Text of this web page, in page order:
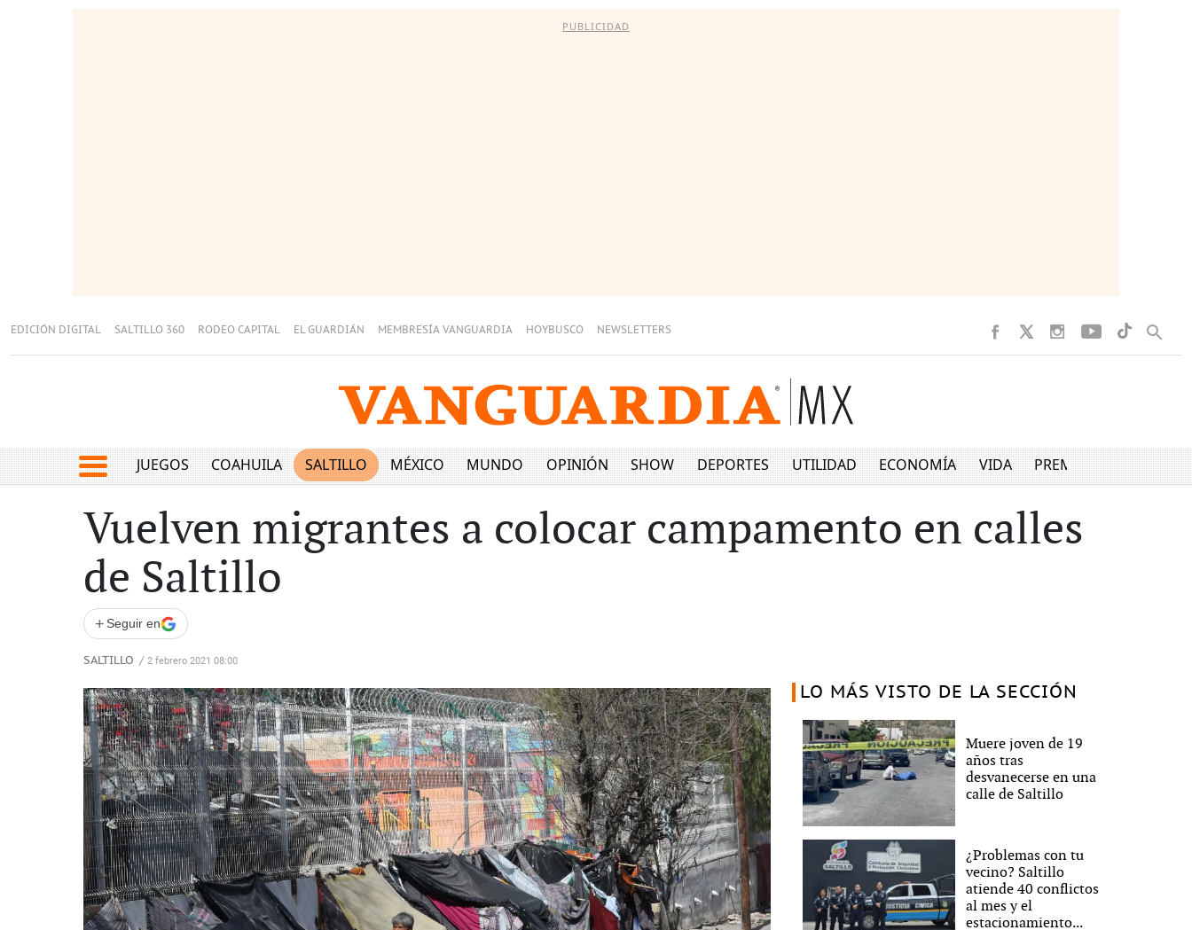
PUBLICIDAD
EDICIÓN DIGITAL SALTILLO 360 RODEO CAPITAL EL GUARDIÁN MEMBRESÍA VANGUARDIA HOYBUSCO NEWSLETTERS
JUEGOS COAHUILA SALTILLO MÉXICO MUNDO OPINIÓN SHOW DEPORTES UTILIDAD ECONOMÍA VIDA PREMIUM
Vuelven migrantes a colocar campamento en calles
de Saltillo
+ Seguir en
SALTILLO / 2 febrero 2021 08:00
LO MÁS VISTO DE LA SECCIÓN
Muere joven de 19
años tras
desvanecerse en una
calle de Saltillo
¿Problemas con tu
vecino? Saltillo
atiende 40 conflictos
al mes y el
estacionamiento...